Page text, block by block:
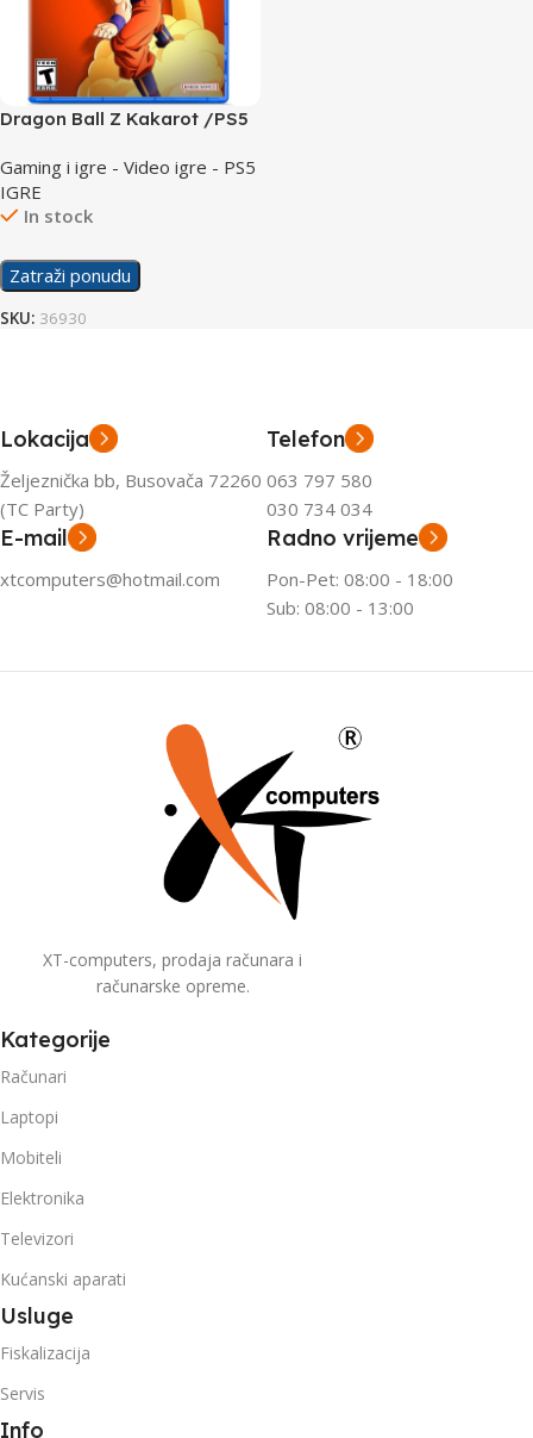
Dragon Ball Z Kakarot /PS5
Gaming i igre - Video igre - PS5
IGRE
In stock
Zatraži ponudu
SKU: 36930
Lokacija
Željeznička bb, Busovača 72260
(TC Party)
Telefon
063 797 580
030 734 034
E-mail
xtcomputers@hotmail.com
Radno vrijeme
Pon-Pet: 08:00 - 18:00
Sub: 08:00 - 13:00
XT-computers, prodaja računara i
računarske opreme.
Kategorije
Računari
Laptopi
Mobiteli
Elektronika
Televizori
Kućanski aparati
Usluge
Fiskalizacija
Servis
Info